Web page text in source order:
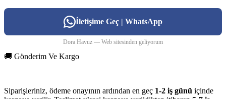
İletişime Geç | WhatsApp
Dora Havuz — Web sitesinden geliyorum
🚚 Gönderim Ve Kargo
Siparişleriniz, ödeme onayının ardından en geç 1-2 iş günü içinde